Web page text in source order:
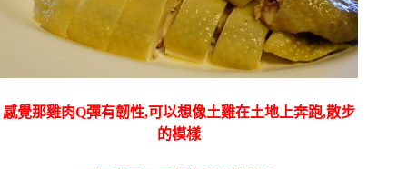
感覺那雞肉Q彈有韌性,可以想像土雞在土地上奔跑,散步
的模樣